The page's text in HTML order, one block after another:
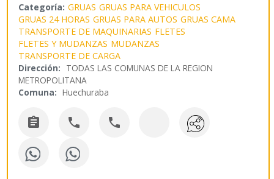
Categoría: GRUAS GRUAS PARA VEHICULOS
GRUAS 24 HORAS GRUAS PARA AUTOS GRUAS CAMA
TRANSPORTE DE MAQUINARIAS FLETES
FLETES Y MUDANZAS MUDANZAS
TRANSPORTE DE CARGA
Dirección: TODAS LAS COMUNAS DE LA REGION
METROPOLITANA
Comuna: Huechuraba
  